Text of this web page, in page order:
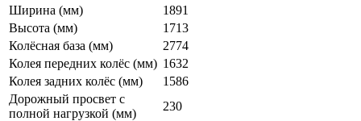
Ширина (мм)
1891
Высота (мм)
1713
Колёсная база (мм)
2774
Колея передних колёс (мм) 1632
Колея задних колёс (мм)
1586
Дорожный просвет с
полной нагрузкой (мм)
230